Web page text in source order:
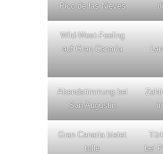
Pico de las Nieves
Wild-West-Feeling
auf Gran Canaria
Abendstimmung bei
San Augustin
Gran Canaria bietet
tolle
bei